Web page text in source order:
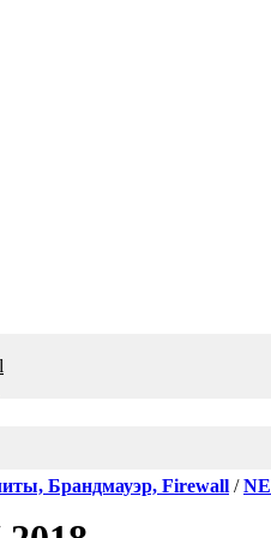
Брандмауэр, Firewall /